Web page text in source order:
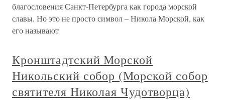
благословения Санкт-Петербурга как города морской
славы. Но это не просто символ – Никола Морской, как
его называют
Кронштадтский Морской
Никольский собор (Морской собор
святителя Николая Чудотворца)